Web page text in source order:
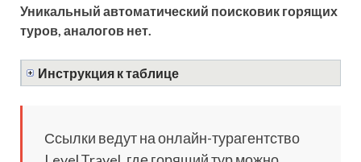
Уникальный автоматический поисковик горящих
туров, аналогов нет.
Инструкция к таблице
Ссылки ведут на онлайн-турагентство